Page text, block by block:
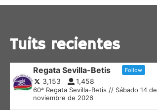
Tuits recientes
Regata Sevilla-Betis Follow
3,153 1,458
60ª Regata Sevilla-Betis // Sábado 14 de
noviembre de 2026